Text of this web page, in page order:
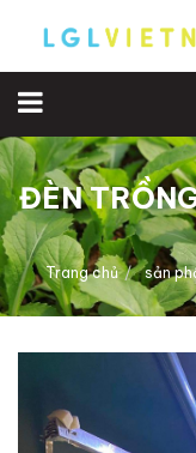
ĐÈN
Trang chủ sản